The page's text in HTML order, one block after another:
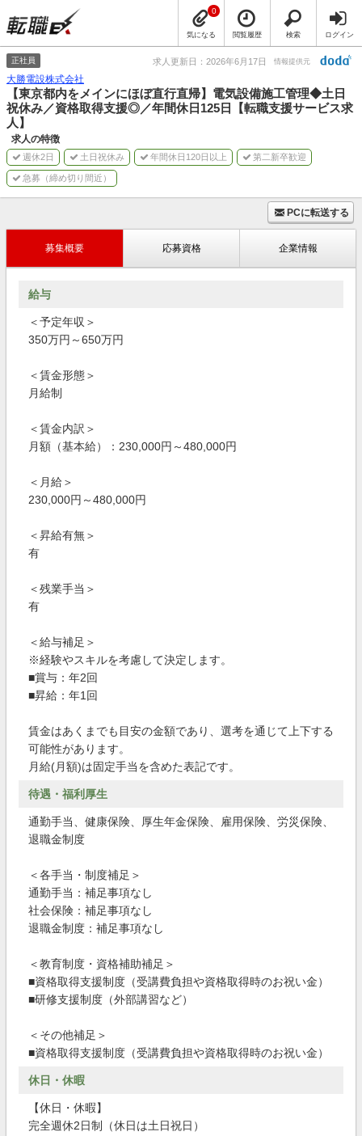
気になる
0
閲覧履歴 検索 ログイン
正社員 求人更新日：2026年6月17日 情報提供元
大勝電設株式会社
【東京都内をメインにほぼ直行直帰】電気設備施工管理◆土日
祝休み／資格取得支援◎／年間休日125日【転職支援サービス求
人】
求人の特徴
週休2日 土日祝休み 年間休日120日以上 第二新卒歓迎
急募（締め切り間近）
PCに転送する
募集概要 応募資格 企業情報
給与
＜予定年収＞
350万円～650万円
＜賃金形態＞
月給制
＜賃金内訳＞
月額（基本給）：230,000円～480,000円
＜月給＞
230,000円～480,000円
＜昇給有無＞
有
＜残業手当＞
有
＜給与補足＞
※経験やスキルを考慮して決定します。
■賞与：年2回
■昇給：年1回
賃金はあくまでも目安の金額であり、選考を通じて上下する
可能性があります。
月給(月額)は固定手当を含めた表記です。
待遇・福利厚生
通勤手当、健康保険、厚生年金保険、雇用保険、労災保険、
退職金制度
＜各手当・制度補足＞
通勤手当：補足事項なし
社会保険：補足事項なし
退職金制度：補足事項なし
＜教育制度・資格補助補足＞
■資格取得支援制度（受講費負担や資格取得時のお祝い金）
■研修支援制度（外部講習など）
＜その他補足＞
■資格取得支援制度（受講費負担や資格取得時のお祝い金）
休日・休暇
【休日・休暇】
完全週休2日制（休日は土日祝日）